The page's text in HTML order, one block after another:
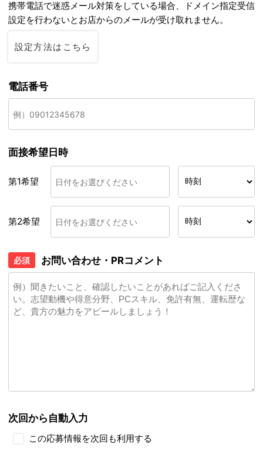
携帯電話で迷惑メール対策をしている場合、ドメイン指定受信
設定を行わないとお店からのメールが受け取れません。
設定方法はこちら
電話番号
面接希望日時
第1希望
第2希望
必須 お問い合わせ・PRコメント
次回から自動入力
この応募情報を次回も利用する